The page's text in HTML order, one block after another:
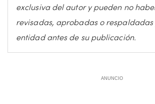
exclusiva del autor y pueden no
revisadas, aprobadas o
entidad antes de su publicación.
ANUNCIO